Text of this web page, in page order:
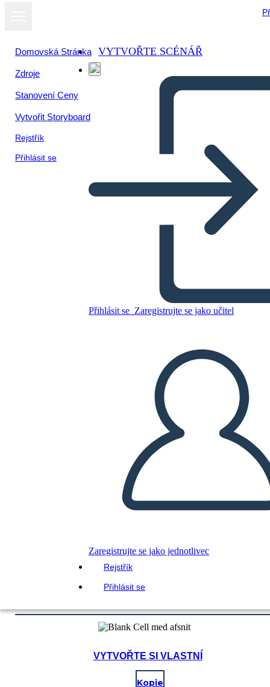
Domovská Stránka
Zdroje
Stanovení Ceny
Vytvořit Storyboard
Rejstřík
Přihlásit se
VYTVOŘTE SCÉNÁŘ
Přihlásit se Zaregistrujte se jako učitel
Zaregistrujte se jako jednotlivec
Rejstřík
Přihlásit se
Blank Cell med afsnit
Zkopírujte tento scénář
VYTVOŘIT STORYBOARD
VYTVOŘTE SI VLASTNÍ
Kopie